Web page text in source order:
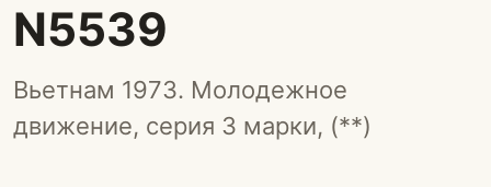
N5539
Вьетнам 1973. Молодежное
движение, серия 3 марки, (**)